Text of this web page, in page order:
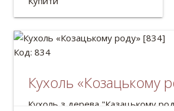
Код: 834
Кухоль «Козацькому
Кухоль з дерева "Казацькому